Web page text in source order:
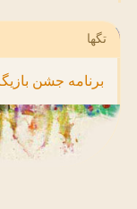
تگها
برنامه جشن